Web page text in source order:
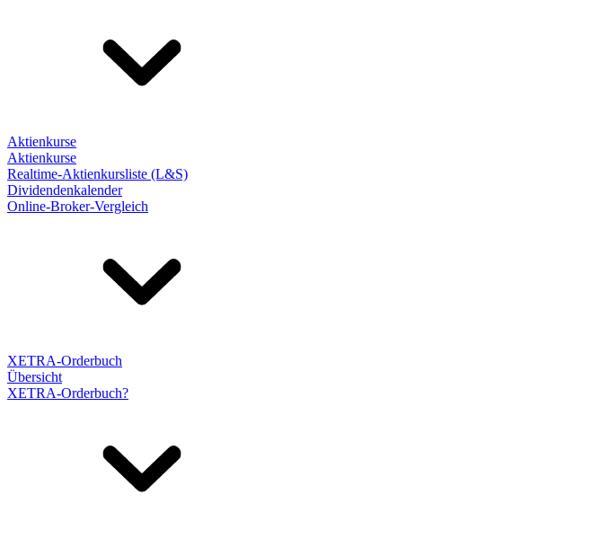
Aktienkurse
Aktienkurse
Realtime-Aktienkursliste (L&S)
Dividendenkalender
Online-Broker-Vergleich
XETRA-Orderbuch
Übersicht
XETRA-Orderbuch?